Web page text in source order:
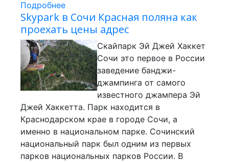
Подробнее
Skypark в Сочи Красная поляна как
проехать цены адрес
Скайпарк Эй Джей Хаккет
Сочи это первое в России
заведение банджи-
джампинга от самого
известного джампера Эй
Джей Хаккетта. Парк находится в
Краснодарском крае в городе Сочи, а
именно в национальном парке. Сочинский
национальный парк был одним из первых
парков национальных парков России. В